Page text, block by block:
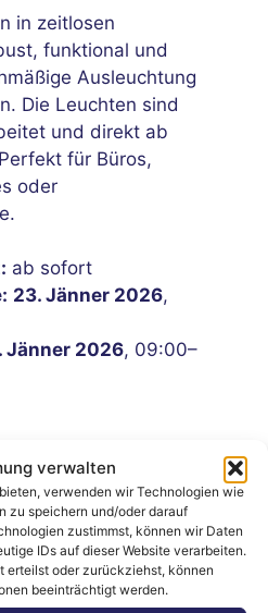
verwalten
verwenden wir Technologien wie
zu speichern und/oder darauf
zustimmst, können wir Daten
IDs auf dieser Website verarbeiten.
erteilst oder zurückziehst, können
beeinträchtigt werden.
in zeitlosen
funktional und
Ausleuchtung
Die Leuchten sind
und direkt ab
für Büros,
oder
ab sofort
23. Jänner 2026,
Jänner 2026, 09:00–
Professionelle
Auktionen